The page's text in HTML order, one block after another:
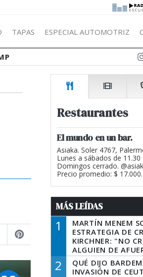
TAPAS ESPECIAL AUTOMOTRIZ
Restaurantes
El mundo en un bar.
Asiaka. Soler 4767,
Lunes a sábados de 11.30
Domingos cerrado.
Precio promedio: $ 17.000.
MÁS LEÍDAS
1
MARTÍN MENEM
ESTRATEGIA DE
KIRCHNER: "NO
ALGUIEN DE
DECIR A LA
TIENE QUE HACER"
2
QUÉ DIJO
INVASIÓN DE